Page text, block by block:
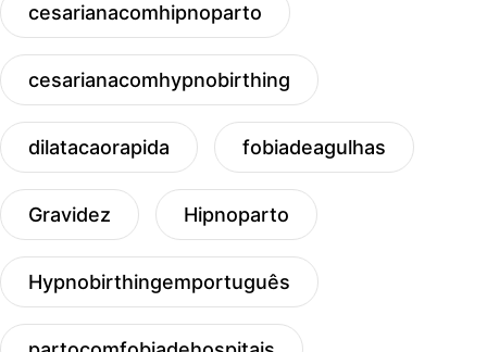
cesarianacomhipnoparto
cesarianacomhypnobirthing
dilatacaorapida fobiadeagulhas
Gravidez Hipnoparto
Hypnobirthingemportuguês